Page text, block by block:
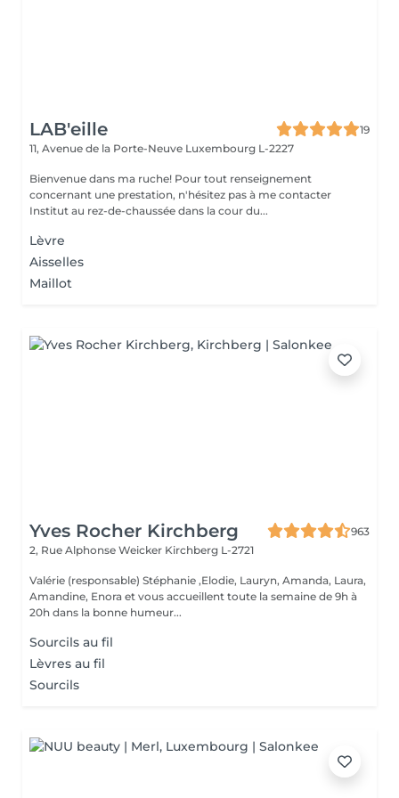
LAB'eille
19
11, Avenue de la Porte-Neuve Luxembourg L-2227
Bienvenue dans ma ruche! Pour tout renseignement
concernant une prestation, n'hésitez pas à me contacter
Institut au rez-de-chaussée dans la cour du...
Lèvre
Aisselles
Maillot
Yves Rocher Kirchberg
963
2, Rue Alphonse Weicker Kirchberg L-2721
Valérie (responsable) Stéphanie ,Elodie, Lauryn, Amanda, Laura,
Amandine, Enora et vous accueillent toute la semaine de 9h à
20h dans la bonne humeur...
Sourcils au fil
Lèvres au fil
Sourcils